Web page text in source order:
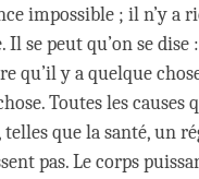
impossible ; il n’y a
Il se peut qu’on se
qu’il y a quelque
Toutes les
que la santé, un
pas. Le corps